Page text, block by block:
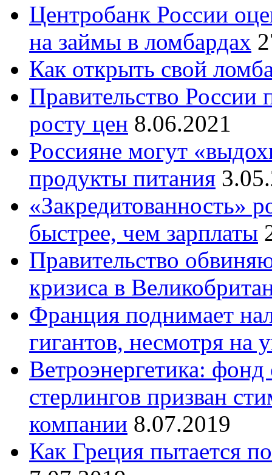
Центробанк России
на займы в ломбардах
Как открыть свой
Правительство России
росту цен 8.06.2021
Россияне могут
продукты питания
«Закредитованность»
быстрее, чем зарплаты
Правительство
кризиса в
Франция поднимает
гигантов, несмотря
Ветроэнергетика:
стерлингов призван
компании 8.07.2019
Как Греция пытается